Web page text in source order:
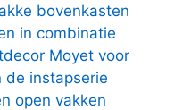
bovenkasten
in combinatie
Moyet voor
de instapserie
open vakken